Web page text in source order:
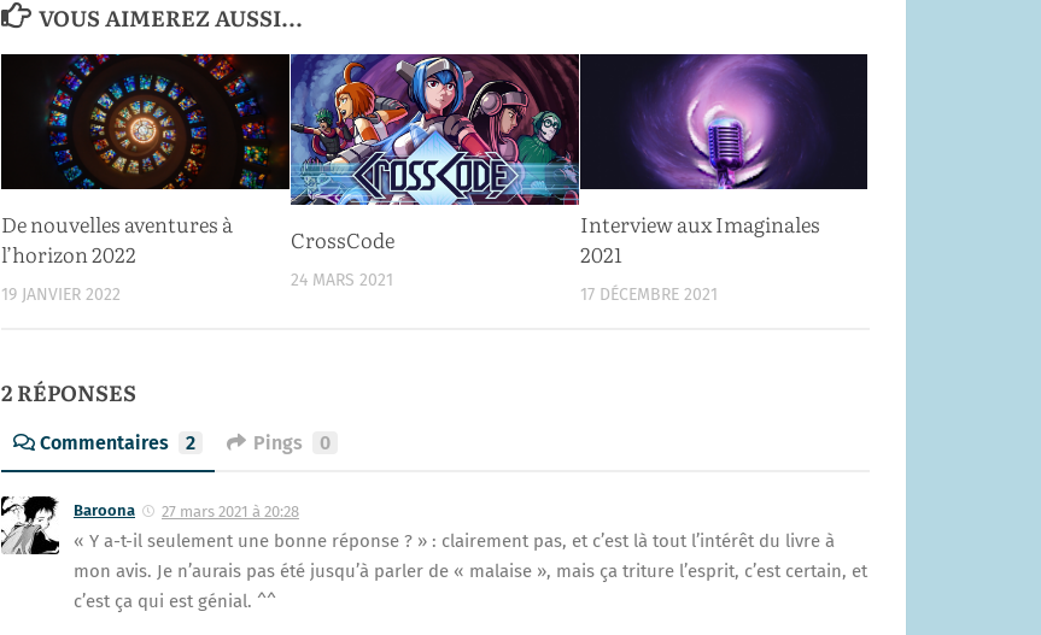
VOUS AIMEREZ AUSSI...
De nouvelles aventures à
l’horizon 2022
19 JANVIER 2022
CrossCode
24 MARS 2021
Interview aux Imaginales
2021
17 DÉCEMBRE 2021
2 RÉPONSES
Commentaires 2 Pings 0
Baroona 27 mars 2021 à 20:28
« Y a-t-il seulement une bonne réponse ? » : clairement pas, et c’est là tout l’intérêt du livre à
mon avis. Je n’aurais pas été jusqu’à parler de « malaise », mais ça triture l’esprit, c’est certain, et
c’est ça qui est génial. ^^